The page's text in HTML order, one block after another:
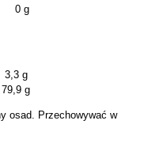
0 g
g
g
osad. Przechowywać w